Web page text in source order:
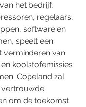
het bedrijf,
regelaars,
software en
speelt een
verminderen van
koolstofemissies
Copeland zal
vertrouwde
om de toekomst